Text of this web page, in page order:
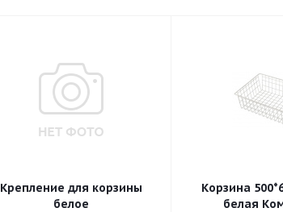
Крепление для корзины
белое
Корзина 500*600*320 мм
белая